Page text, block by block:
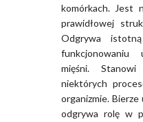
komórkach. Jest
prawidłowej
Odgrywa
mięśni.
niektórych
organizmie. Bierze
odgrywa rolę w